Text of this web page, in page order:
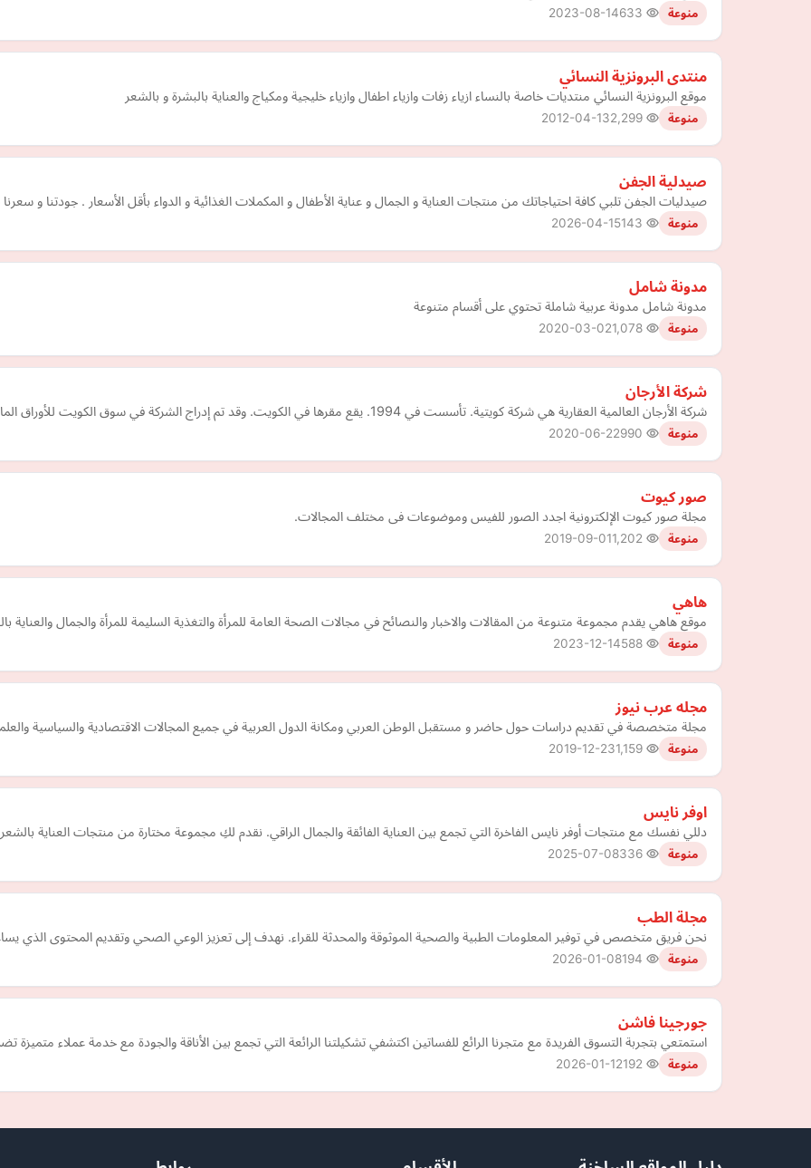
منوعة 2023-08-14
منتدى البرونزية النسائي
موقع البرونزية النسائي منتديات خاصة بالنساء ازياء زفات وازياء اطفال وازياء خليجية ومكياج والعناية بالبشرة و بالشعر
منوعة 2012-04-13
صيدلية الجفن
صيدليات الجفن تلبي كافة احتياجاتك من منتجات العناية و الجمال و عناية الأطفال و المكملات الغذائية و الدواء بأقل الأسعار . جودتنا و سعرنا
منوعة 2026-04-15
مدونة شامل
مدونة شامل مدونة عربية شاملة تحتوي على أقسام متنوعة
منوعة 2020-03-02
شركة الأرجان
شركة الأرجان العالمية العقارية هي شركة كويتية. تأسست في 1994. يقع مقرها في الكويت. وقد تم إدراج الشركة في سوق الكويت للأوراق المالية في عام 2007.
منوعة 2020-06-22
صور كيوت
مجلة صور كيوت الإلكترونية اجدد الصور للفيس وموضوعات فى مختلف المجالات.
منوعة 2019-09-01
هاهي
موقع هاهي يقدم مجموعة متنوعة من المقالات والاخبار والنصائح في مجالات الصحة العامة للمرأة والتغذية السليمة للمرأة والجمال والعناية
منوعة 2023-12-14
مجله عرب نيوز
مجلة متخصصة في تقديم دراسات حول حاضر و مستقبل الوطن العربي ومكانة الدول العربية في جميع المجالات الاقتصادية والسياسية
منوعة 2019-12-23
اوفر نايس
دللي نفسك مع منتجات أوفر نايس الفاخرة التي تجمع بين العناية الفائقة والجمال الراقي. نقدم لكِ مجموعة مختارة من منتجات العناية
منوعة 2025-07-08
مجلة الطب
نحن فريق متخصص في توفير المعلومات الطبية والصحية الموثوقة والمحدثة للقراء. نهدف إلى تعزيز الوعي الصحي وتقديم المحتوى الذي
منوعة 2026-01-08
جورجينا فاشن
استمتعي بتجربة التسوق الفريدة مع متجرنا الرائع للفساتين اكتشفي تشكيلتنا الرائعة التي تجمع بين الأناقة والجودة مع خدمة عملاء
منوعة 2026-01-12